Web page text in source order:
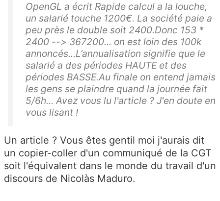
OpenGL a écrit Rapide calcul a la louche,
un salarié touche 1200€. La société paie a
peu près le double soit 2400.Donc 153 *
2400 --> 367200... on est loin des 100k
annoncés...L’annualisation signifie que le
salarié a des périodes HAUTE et des
périodes BASSE.Au finale on entend jamais
les gens se plaindre quand la journée fait
5/6h... Avez vous lu l'article ? J'en doute en
vous lisant !
Un article ? Vous êtes gentil moi j'aurais dit
un copier-coller d'un communiqué de la CGT
soit l'équivalent dans le monde du travail d'un
discours de Nicolàs Maduro.